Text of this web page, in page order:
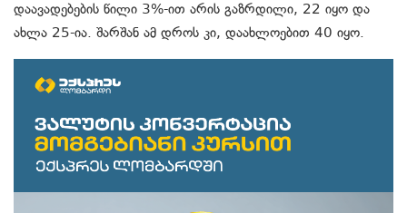
დაავადებების წილი 3%-ით არის გაზრდილი, 22 იყო და
ახლა 25-ია. შარშან ამ დროს კი, დაახლოებით 40 იყო.